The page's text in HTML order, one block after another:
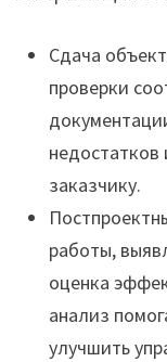
Сдача
проверки
заказчику.
работы,
оценка
анализ
улучшить